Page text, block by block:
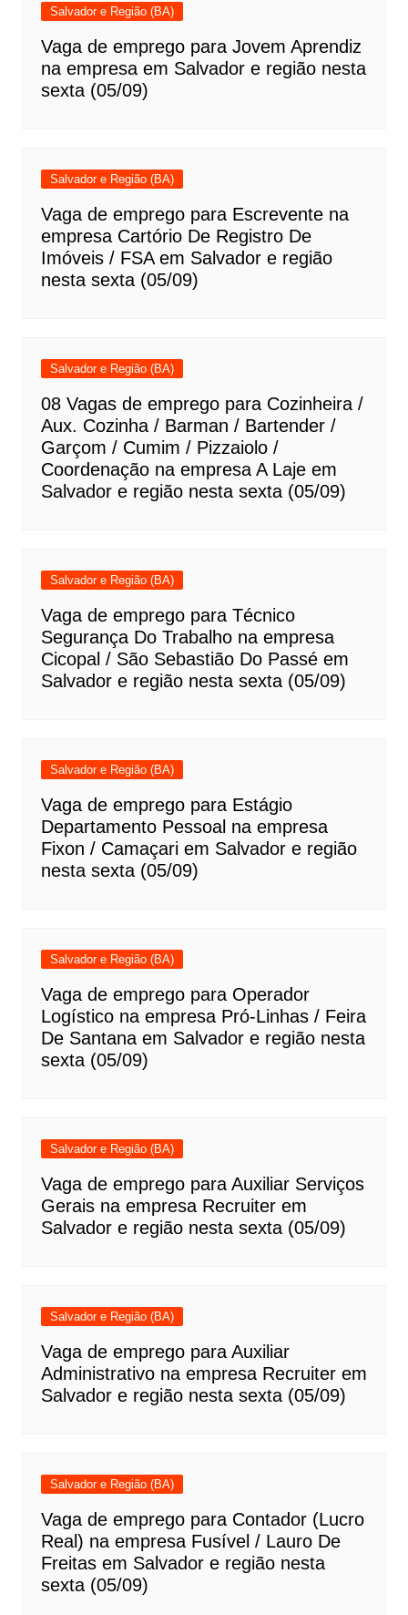
Salvador e Região (BA)
Vaga de emprego para Jovem Aprendiz
na empresa em Salvador e região nesta
sexta (05/09)
Salvador e Região (BA)
Vaga de emprego para Escrevente na
empresa Cartório De Registro De
Imóveis / FSA em Salvador e região
nesta sexta (05/09)
Salvador e Região (BA)
08 Vagas de emprego para Cozinheira /
Aux. Cozinha / Barman / Bartender /
Garçom / Cumim / Pizzaiolo /
Coordenação na empresa A Laje em
Salvador e região nesta sexta (05/09)
Salvador e Região (BA)
Vaga de emprego para Técnico
Segurança Do Trabalho na empresa
Cicopal / São Sebastião Do Passé em
Salvador e região nesta sexta (05/09)
Salvador e Região (BA)
Vaga de emprego para Estágio
Departamento Pessoal na empresa
Fixon / Camaçari em Salvador e região
nesta sexta (05/09)
Salvador e Região (BA)
Vaga de emprego para Operador
Logístico na empresa Pró-Linhas / Feira
De Santana em Salvador e região nesta
sexta (05/09)
Salvador e Região (BA)
Vaga de emprego para Auxiliar Serviços
Gerais na empresa Recruiter em
Salvador e região nesta sexta (05/09)
Salvador e Região (BA)
Vaga de emprego para Auxiliar
Administrativo na empresa Recruiter em
Salvador e região nesta sexta (05/09)
Salvador e Região (BA)
Vaga de emprego para Contador (Lucro
Real) na empresa Fusível / Lauro De
Freitas em Salvador e região nesta
sexta (05/09)